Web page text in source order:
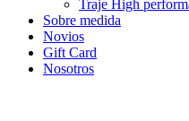
Traje High
Sobre medida
Novios
Gift Card
Nosotros